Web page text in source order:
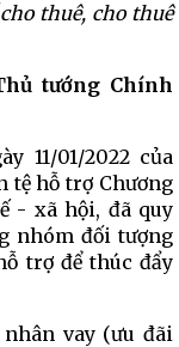
thuê, cho thuê
tướng Chính
11/01/2022 của
tệ hỗ trợ Chương
- xã hội, đã quy
nhóm đối tượng
trợ để thúc đẩy
vay (ưu đãi